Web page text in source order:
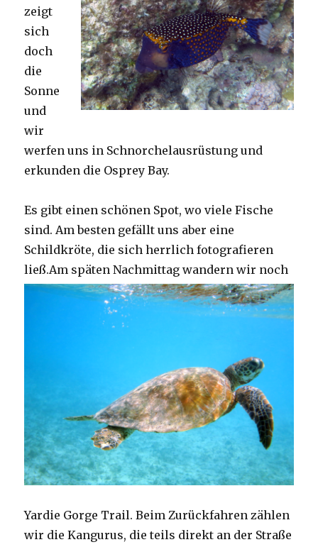
zeigt
sich
doch
die
Sonne
und
wir
werfen uns in Schnorchelausrüstung und
erkunden die Osprey Bay.
Es gibt einen schönen Spot, wo viele Fische
sind. Am besten gefällt uns aber eine
Schildkröte, die sich herrlich fotografieren
ließ.Am späten Nachmittag wandern wir noch
Yardie Gorge Trail. Beim Zurückfahren zählen
wir die Kangurus, die teils direkt an der Straße